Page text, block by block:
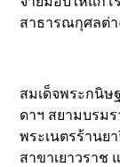
สาธารณกุศลต่า
สมเด็จพระกนิษ
ดาฯ สยามบรม
พระเนตรร้านย
สาขาเยาวราช